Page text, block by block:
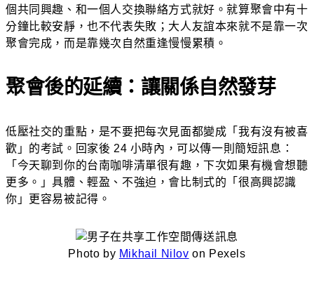
個共同興趣、和一個人交換聯絡方式就好。就算聚會中有十
分鐘比較安靜，也不代表失敗；大人友誼本來就不是靠一次
聚會完成，而是靠幾次自然重逢慢慢累積。
聚會後的延續：讓關係自然發芽
低壓社交的重點，是不要把每次見面都變成「我有沒有被喜
歡」的考試。回家後 24 小時內，可以傳一則簡短訊息：
「今天聊到你的台南咖啡清單很有趣，下次如果有機會想聽
更多。」具體、輕盈、不強迫，會比制式的「很高興認識
你」更容易被記得。
Photo by Mikhail Nilov on Pexels